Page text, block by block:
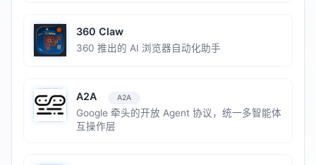
360 Claw
360 推出的 AI 浏览器自动化助手
A2A A2A
Google 牵头的开放 Agent 协议，统一多智能体
互操作层